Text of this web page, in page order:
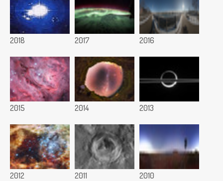
2018 2017 2016
2015 2014 2013
2012 2011 2010